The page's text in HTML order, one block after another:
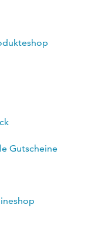
Gutscheine